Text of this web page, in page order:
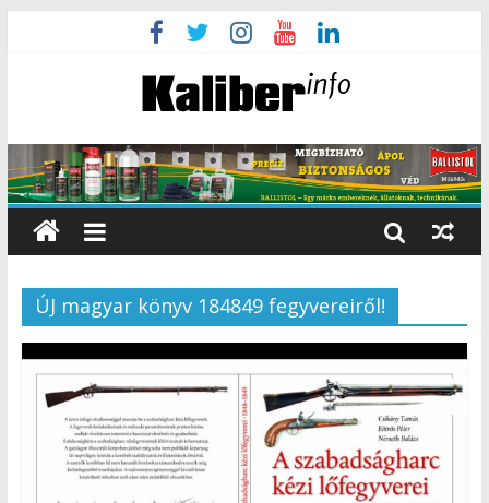
ÚJ magyar könyv 184849 fegyvereiről!